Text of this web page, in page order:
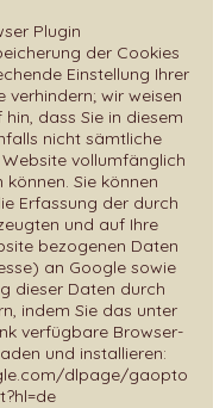
Plugin
der Cookies
Einstellung Ihrer
verhindern; wir weisen
dass Sie in diesem
nicht sämtliche
vollumfänglich
Sie können
Erfassung der durch
und auf Ihre
bezogenen Daten
an Google sowie
dieser Daten durch
indem Sie das unter
verfügbare Browser-
und installieren:
dlpage/gaopto